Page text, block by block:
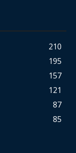
210
195
157
121
87
85